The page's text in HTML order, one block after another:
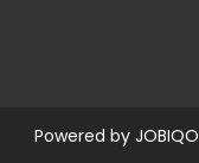
Powered by JOBIQO